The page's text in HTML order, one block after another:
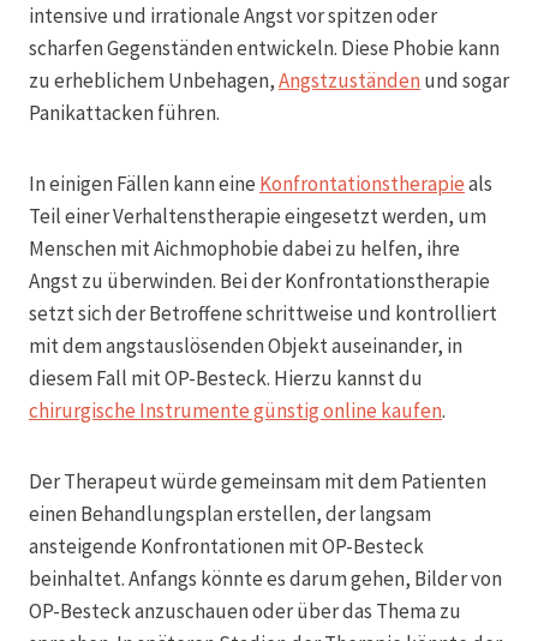
intensive und irrationale Angst vor spitzen oder
scharfen Gegenständen entwickeln. Diese Phobie kann
zu erheblichem Unbehagen,Angstzuständenund sogar
Panikattacken führen.
In einigen Fällen kann eine Konfrontationstherapieals
Teil einer Verhaltenstherapie eingesetzt werden, um
Menschen mit Aichmophobie dabei zu helfen, ihre
Angst zu überwinden. Bei der Konfrontationstherapie
setzt sich der Betroffene schrittweise und kontrolliert
mit dem angstauslösenden Objekt auseinander, in
diesem Fall mit OP-Besteck. Hierzu kannst du
chirurgische Instrumente günstig online kaufen.
Der Therapeut würde gemeinsam mit dem Patienten
einen Behandlungsplan erstellen, der langsam
ansteigende Konfrontationen mit OP-Besteck
beinhaltet. Anfangs könnte es darum gehen, Bilder von
OP-Besteck anzuschauen oder über das Thema zu